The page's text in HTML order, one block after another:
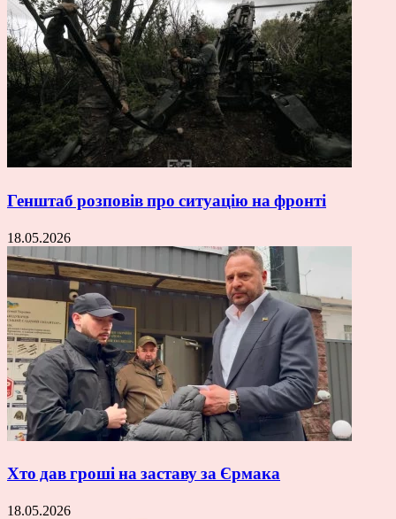
Генштаб розповів про ситуацію на фронті
18.05.2026
Хто дав гроші на заставу за Єрмака
18.05.2026